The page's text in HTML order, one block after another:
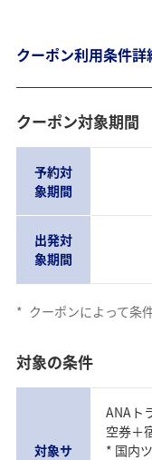
クーポン利用条件詳
クーポン対象期間
予約対
象期間
出発対
象期間
* クーポンによって条
対象の条件
対象サ
ANAト
空券＋
* 国内